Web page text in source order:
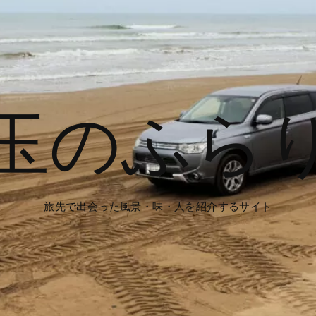
のふら
旅先で出会った風景・味・人を紹介するサイト